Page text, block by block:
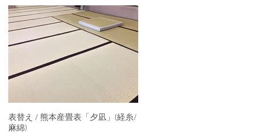
表替え / 熊本産畳表「夕凪」(経糸/
麻綿)